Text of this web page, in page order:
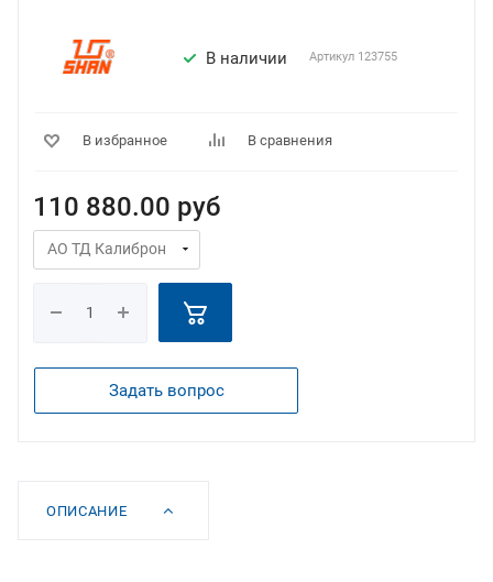
В наличии Артикул 123755
В избранное В сравнения
110 880.00 руб
Задать вопрос
ОПИСАНИЕ